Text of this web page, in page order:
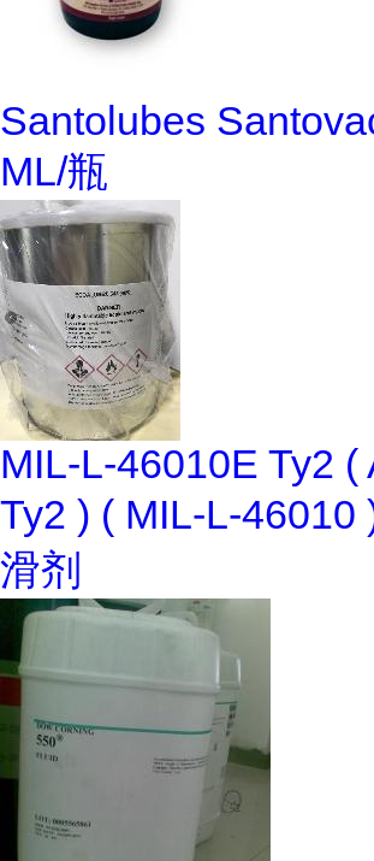
Santolubes
ML/瓶
MIL-L-46010E Ty2 (
Ty2 ) ( MIL-L-46010
滑剂